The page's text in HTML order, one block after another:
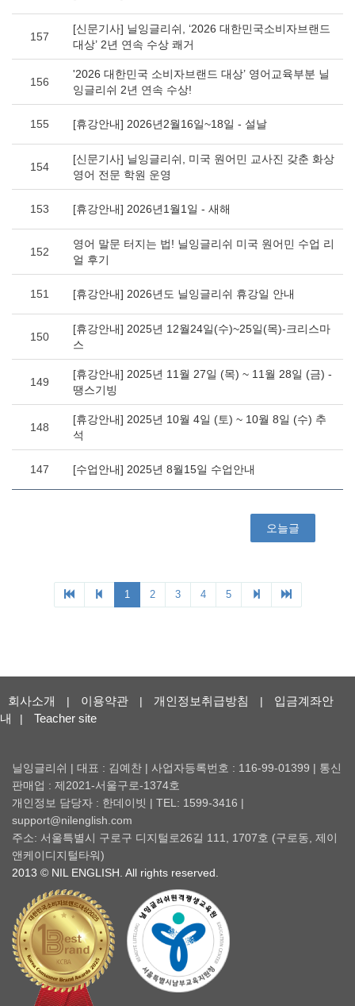
157
[신문기사] 닐잉글리쉬, ‘2026 대한민국소비자브랜드
대상’ 2년 연속 수상 쾌거
156
'2026 대한민국 소비자브랜드 대상’ 영어교육부분 닐
잉글리쉬 2년 연속 수상!
155 [휴강안내] 2026년2월16일~18일 - 설날
154
[신문기사] 닐잉글리쉬, 미국 원어민 교사진 갖춘 화상
영어 전문 학원 운영
153 [휴강안내] 2026년1월1일 - 새해
152
영어 말문 터지는 법! 닐잉글리쉬 미국 원어민 수업 리
얼 후기
151 [휴강안내] 2026년도 닐잉글리쉬 휴강일 안내
150
[휴강안내] 2025년 12월24일(수)~25일(목)-크리스마
스
149
[휴강안내] 2025년 11월 27일 (목) ~ 11월 28일 (금) -
땡스기빙
148
[휴강안내] 2025년 10월 4일 (토) ~ 10월 8일 (수) 추
석
147 [수업안내] 2025년 8월15일 수업안내
오늘글
1 2 3 4 5
회사소개 | 이용약관 | 개인정보취급방침 |
입금계좌안
내
| Teacher site
닐잉글리쉬 | 대표 : 김예찬 | 사업자등록번호 : 116-99-01399 | 통신
판매업 : 제2021-서울구로-1374호
개인정보 담당자 : 한데이빗 | TEL: 1599-3416 |
support@nilenglish.com
주소: 서울특별시 구로구 디지털로26길 111, 1707호 (구로동, 제이
앤케이디지털타워)
2013 © NIL ENGLISH. All rights reserved.